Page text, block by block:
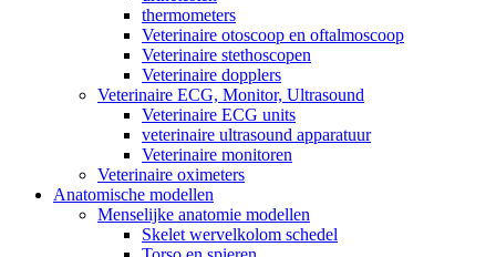
thermometers
Veterinaire otoscoop en oftalmoscoop
Veterinaire stethoscopen
Veterinaire dopplers
Veterinaire ECG, Monitor, Ultrasound
Veterinaire ECG units
veterinaire ultrasound apparatuur
Veterinaire monitoren
Veterinaire oximeters
Anatomische modellen
Menselijke anatomie modellen
Skelet wervelkolom schedel